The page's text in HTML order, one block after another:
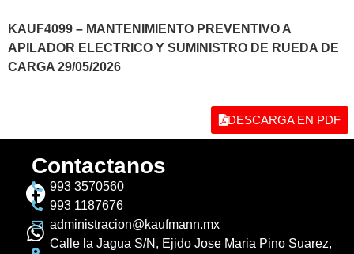
KAUF4099 – MANTENIMIENTO PREVENTIVO A
APILADOR ELECTRICO Y SUMINISTRO DE RUEDA DE
CARGA 29/05/2026
DESCARGA EN PDF
Contactanos
993 3570560
993 1187676
administracion@kaufmann.mx
Calle la Jagua S/N, Ejido Jose Maria Pino Suarez,